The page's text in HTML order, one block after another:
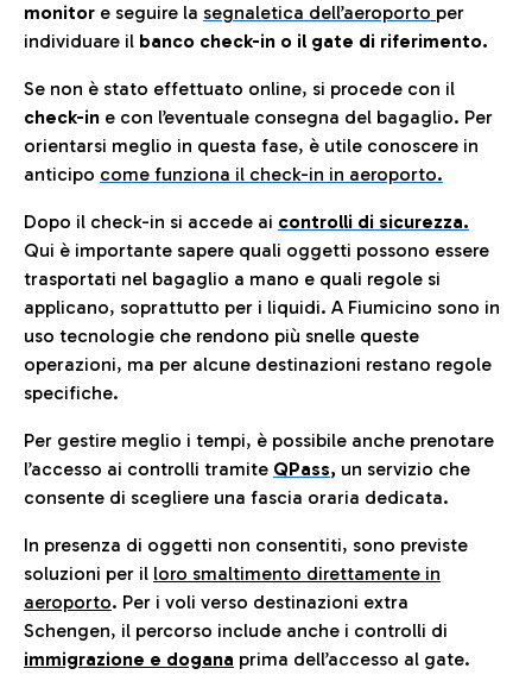
monitor e seguire la segnaletica dell’aeroporto per
individuare il banco check-in o il gate di riferimento.
Se non è stato effettuato online, si procede con il
check-in e con l’eventuale consegna del bagaglio. Per
orientarsi meglio in questa fase, è utile conoscere in
anticipo come funziona il check-in in aeroporto.
Dopo il check-in si accede ai controlli di sicurezza.
Qui è importante sapere quali oggetti possono essere
trasportati nel bagaglio a mano e quali regole si
applicano, soprattutto per i liquidi. A Fiumicino sono in
uso tecnologie che rendono più snelle queste
operazioni, ma per alcune destinazioni restano regole
specifiche.
Per gestire meglio i tempi, è possibile anche prenotare
l’accesso ai controlli tramite QPass, un servizio che
consente di scegliere una fascia oraria dedicata.
In presenza di oggetti non consentiti, sono previste
soluzioni per il loro smaltimento direttamente in
aeroporto. Per i voli verso destinazioni extra
Schengen, il percorso include anche i controlli di
immigrazione e dogana prima dell’accesso al gate.